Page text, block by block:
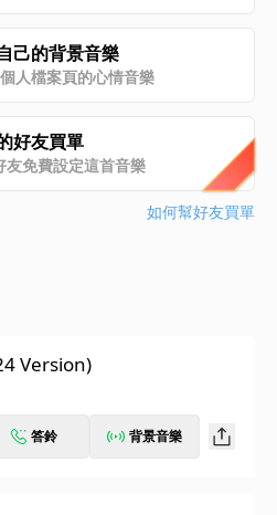
己的背景音樂
人檔案頁的心情音樂
好友買單
友免費設定這首音樂
如何幫好友買單
Version)
答鈴 背景音樂